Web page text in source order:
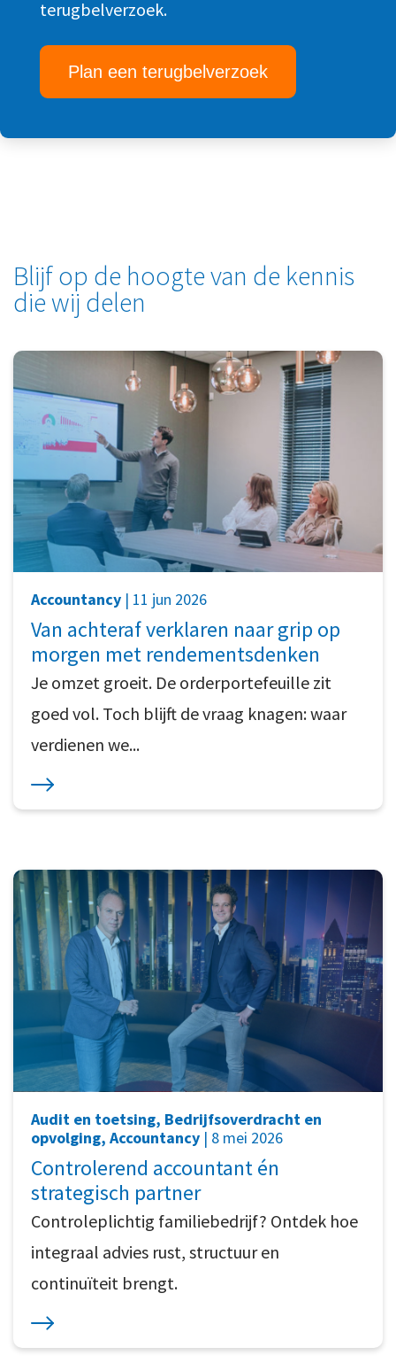
terugbelverzoek.
Plan een terugbelverzoek
Blijf op de hoogte van de kennis
die wij delen
Accountancy | 11 jun 2026
Van achteraf verklaren naar grip op
morgen met rendementsdenken
Je omzet groeit. De orderportefeuille zit
goed vol. Toch blijft de vraag knagen: waar
verdienen we...
Audit en toetsing, Bedrijfsoverdracht en
opvolging, Accountancy | 8 mei 2026
Controlerend accountant én
strategisch partner
Controleplichtig familiebedrijf? Ontdek hoe
integraal advies rust, structuur en
continuïteit brengt.